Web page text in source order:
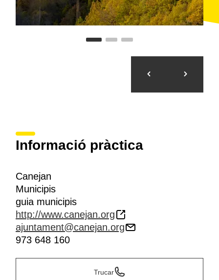
Informació pràctica
Canejan
Municipis
guia municipis
http://www.canejan.org
ajuntament@canejan.org
973 648 160
Trucar